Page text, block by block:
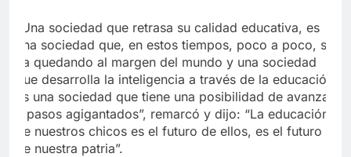
“Una sociedad que retrasa su calidad educativa, es
una sociedad que, en estos tiempos, poco a poco, se
va quedando al margen del mundo y una sociedad
que desarrolla la inteligencia a través de la educación
es una sociedad que tiene una posibilidad de avanzar
a pasos agigantados”, remarcó y dijo: “La educación
de nuestros chicos es el futuro de ellos, es el futuro
de nuestra patria”.